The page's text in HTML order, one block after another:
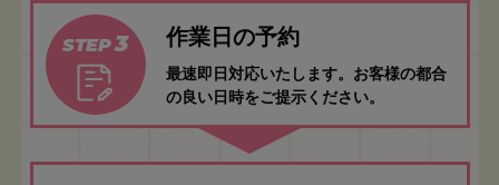
STEP3 作業日の予約
最速即日対応いたします。お客様の都合
の良い日時をご提示ください。